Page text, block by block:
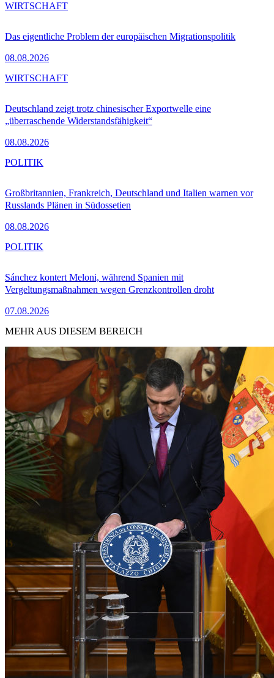
Das eigentliche Problem der europäischen Migrationspolitik
08.08.2026
WIRTSCHAFT
Deutschland zeigt trotz chinesischer Exportwelle eine
„überraschende Widerstandsfähigkeit“
08.08.2026
WIRTSCHAFT
Großbritannien, Frankreich, Deutschland und Italien warnen vor
Russlands Plänen in Südossetien
08.08.2026
POLITIK
Sánchez kontert Meloni, während Spanien mit
Vergeltungsmaßnahmen wegen Grenzkontrollen droht
07.08.2026
POLITIK
MEHR AUS DIESEM BEREICH